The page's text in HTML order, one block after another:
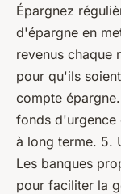
Épargnez
d'épargne en
revenus chaque
pour qu'ils
compte
fonds d'urgence
à long terme. 5.
Les banques
pour faciliter la